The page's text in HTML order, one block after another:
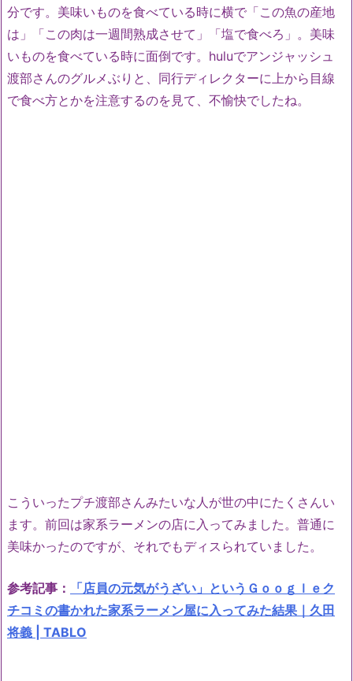
分です。美味いものを食べている時に横で「この魚の産地
は」「この肉は一週間熟成させて」「塩で食べろ」。美味
いものを食べている時に面倒です。huluでアンジャッシュ
渡部さんのグルメぶりと、同行ディレクターに上から目線
で食べ方とかを注意するのを見て、不愉快でしたね。
こういったプチ渡部さんみたいな人が世の中にたくさんい
ます。前回は家系ラーメンの店に入ってみました。普通に
美味かったのですが、それでもディスられていました。
参考記事：
「店員の元気がうざい」というＧｏｏｇｌｅク
チコミの書かれた家系ラーメン屋に入ってみた結果｜久田
将義 | TABLO